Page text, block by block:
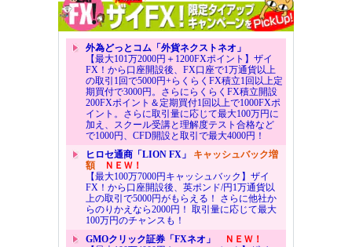
外為どっとコム「外貨ネクストネオ」
【最大101万2000円＋1200FXポイント】ザイ
FX！から口座開設後、FX口座で1万通貨以上
の取引1回で5000円+らくらくFX積立1回以上定
期買付で3000円。さらにらくらくFX積立開設
200FXポイント＆定期買付1回以上で1000FXポ
イント。さらに取引量に応じて最大100万円に
加え、スクール受講と理解度テスト合格など
で1000円、CFD開設と取引で最大4000円！
ヒロセ通商「LION FX」 キャッシュバック増
額ＮＥＷ！
【最大100万7000円キャッシュバック】ザイ
FX！から口座開設後、英ポンド/円1万通貨以
上の取引で5000円がもらえる！ さらに他社か
らのりかえなら2000円！ 取引量に応じて最大
100万円のチャンスも！
GMOクリック証券「FXネオ」
ＮＥＷ！